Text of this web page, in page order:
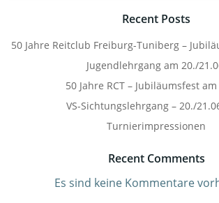
Recent Posts
50 Jahre Reitclub Freiburg-Tuniberg –
Jugendlehrgang am 20./
50 Jahre RCT – Jubiläumsfest
VS-Sichtungslehrgang – 20./
Turnierimpressionen
Recent Comments
Es sind keine Kommentare